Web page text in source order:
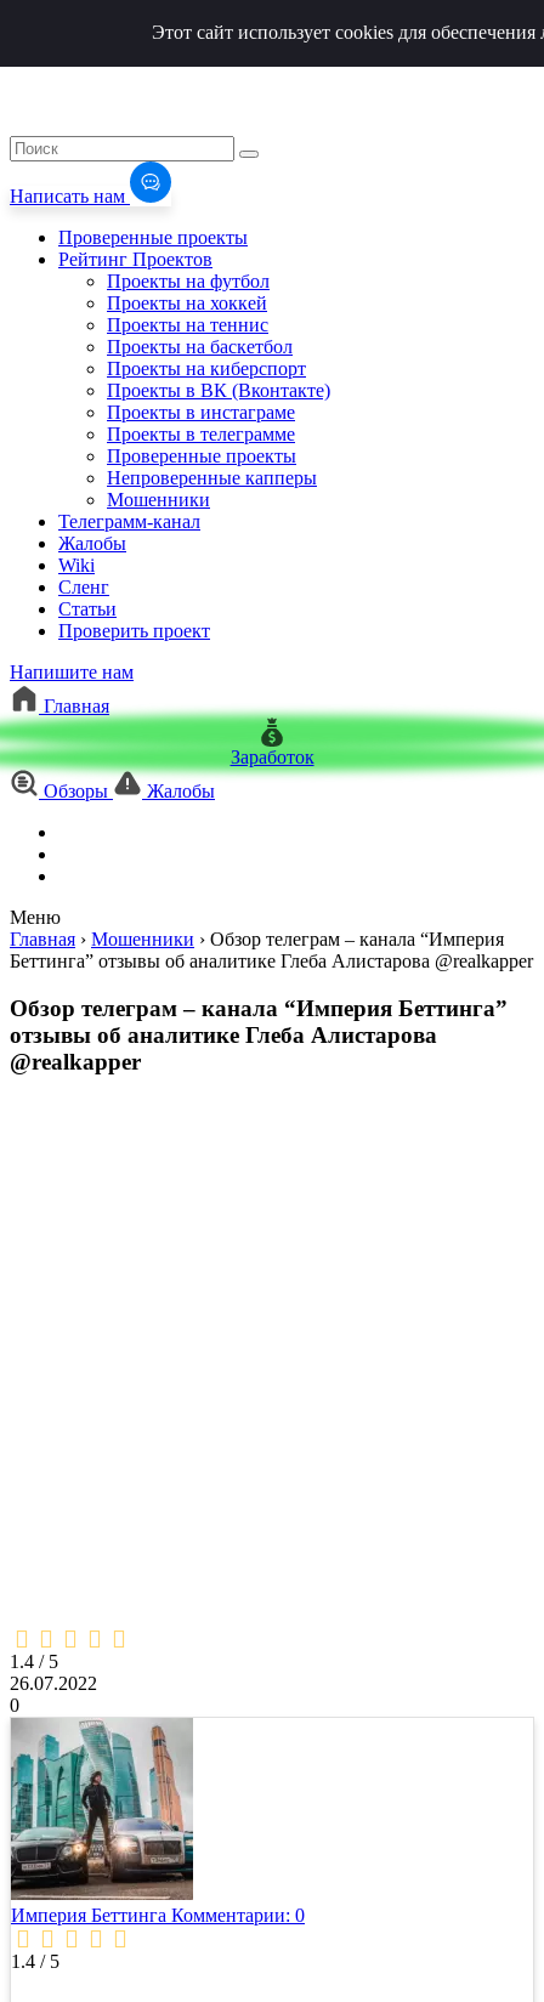
Написать нам
Проверенные проекты
Рейтинг Проектов
Проекты на футбол
Проекты на хоккей
Проекты на теннис
Проекты на баскетбол
Проекты на киберспорт
Проекты в ВК (Вконтакте)
Проекты в инстаграме
Проекты в телеграмме
Проверенные проекты
Непроверенные капперы
Мошенники
Телеграмм-канал
Жалобы
Wiki
Сленг
Статьи
Проверить проект
Напишите нам
Главная
Заработок
Обзоры
Жалобы
Меню
Этот сайт использует cookies для
Главная › Мошенники › Обзор телеграм – канала “Империя
Беттинга” отзывы об аналитике Глеба Алистарова @realkapper
Обзор телеграм – канала “Империя Беттинга”
отзывы об аналитике Глеба Алистарова
@realkapper
1,4
rating
1.4 / 5
26.07.2022
0
Империя Беттинга Комментарии: 0
1.4 / 5